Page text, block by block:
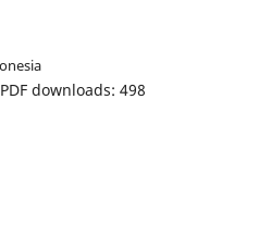
PDF downloads: 498